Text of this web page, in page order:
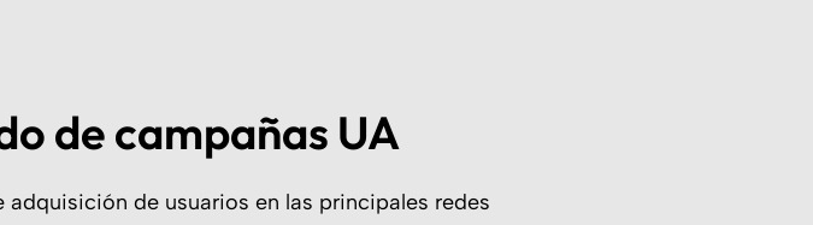
de campañas UA
de usuarios en las principales redes